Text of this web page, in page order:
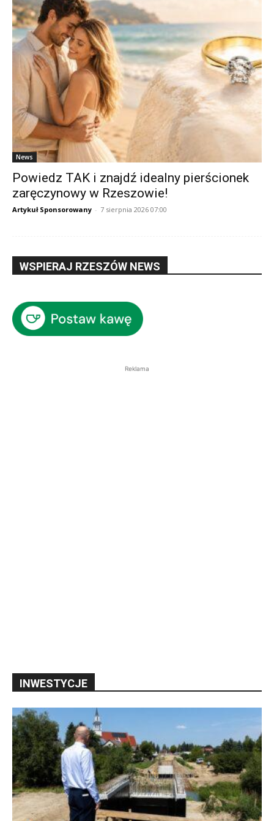
News
Powiedz TAK i znajdź idealny pierścionek
zaręczynowy w Rzeszowie!
Artykuł Sponsorowany - 7 sierpnia 2026 07:00
WSPIERAJ RZESZÓW NEWS
Reklama
INWESTYCJE